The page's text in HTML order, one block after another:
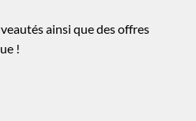
ainsi que des offres
!